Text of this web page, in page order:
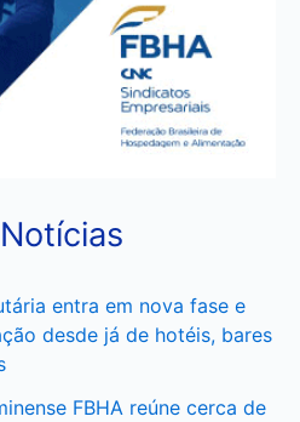
entra em nova fase e
desde já de hotéis, bares
FBHA reúne cerca de